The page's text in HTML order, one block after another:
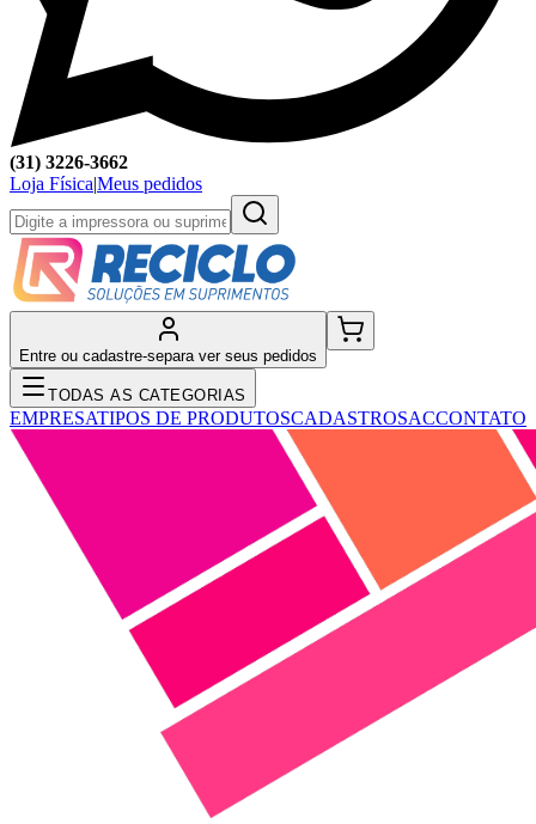
(31) 3226-3662
Loja Física|Meus pedidos
Entre ou cadastre-separa ver seus pedidos
TODAS AS CATEGORIAS
EMPRESATIPOS DE PRODUTOSCADASTROSACCONTATO